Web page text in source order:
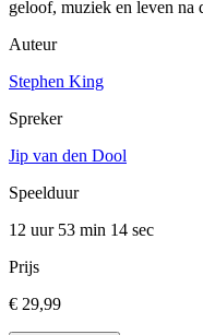
geloof, muziek en leven na
Auteur
Stephen King
Spreker
Jip van den Dool
Speelduur
12 uur 53 min 14 sec
Prijs
€ 29,99